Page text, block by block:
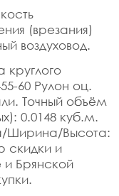
(врезания)
воздуховод.
круглого
60 Рулон оц.
Точный объём
0.0148 куб.м.
Ширина/Высота:
скидки и
и Брянской